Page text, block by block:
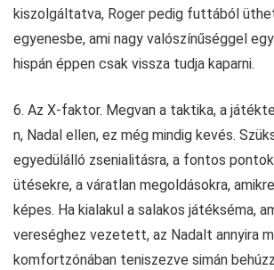
kiszolgáltatva, Roger pedig futtából
egyenesbe, ami nagy valószínűséggel
hispán éppen csak vissza tudja kaparni.
6. Az X-faktor. Megvan a taktika, a
n, Nadal ellen, ez még mindig kevés.
egyedülálló zsenialitásra, a fontos
ütésekre, a váratlan megoldásokra,
képes. Ha kialakul a salakos játékséma,
vereséghez vezetett, az Nadalt annyira
komfortzónában teniszezve simán